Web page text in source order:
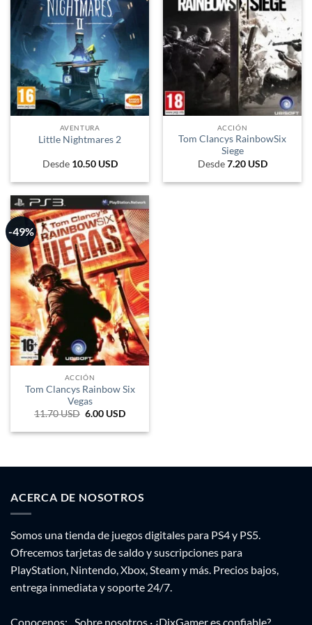
AVENTURA
Little Nightmares 2
Desde 10.50 USD
ACCIÓN
Tom Clancys RainbowSix
Siege
Desde7.20 USD
-49%
ACCIÓN
Tom Clancys Rainbow Six
Vegas
11.70USD El
original
6.00 USD
actual
ACERCA DE NOSOTROS
Somos una tienda de juegos digitales para PS4 y PS5.
Ofrecemos tarjetas de saldo y suscripciones para
PlayStation, Nintendo, Xbox, Steam y más. Precios bajos,
entrega inmediata y soporte 24/7.
Conocenos: Sobre nosotros · ¿DixGamer es confiable?